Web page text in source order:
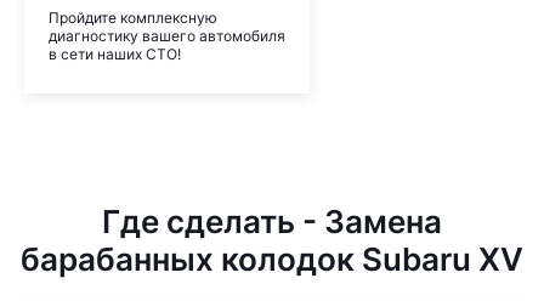
Пройдите комплексную
диагностику вашего автомобиля
в сети наших СТО!
Где сделать - Замена
барабанных колодок Subaru XV